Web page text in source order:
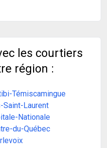
les courtiers
région :
Témiscamingue
Laurent
Nationale
du-Québec